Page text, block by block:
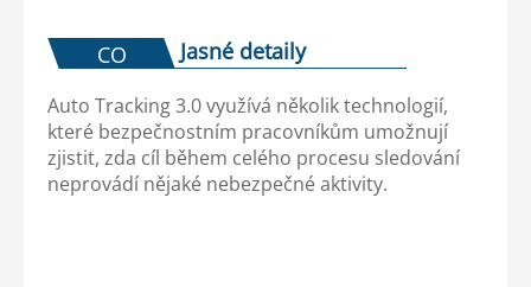
CO Jasné detaily
Auto Tracking 3.0 využívá několik technologií,
které bezpečnostním pracovníkům umožnují
zjistit, zda cíl během celého procesu sledování
neprovádí nějaké nebezpečné aktivity.